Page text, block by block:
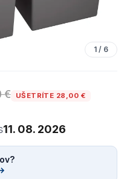
1 / 6
€ UŠETRÍTE 28,00 €
11. 08. 2026